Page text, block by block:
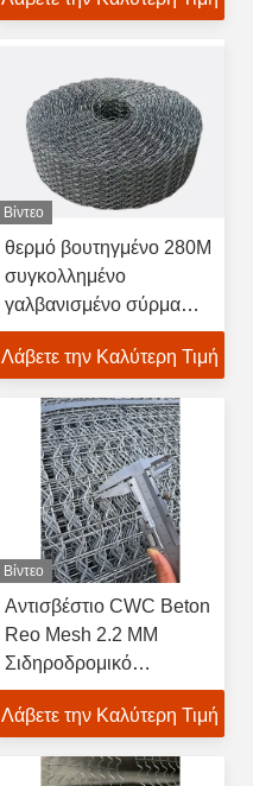
Βίντεο
θερμό βουτηγμένο 280M
συγκολλημένο
γαλβανισμένο σύρμα
αγωγού ενισχυμένο
πλέγμα για πετρέλαιο και
Λάβετε την Καλύτερη Τιμή
Βίντεο
Αντισβέστιο CWC Beton
Reo Mesh 2.2 MM
Σιδηροδρομικό
ενισχυμένο δίχτυ
Λάβετε την Καλύτερη Τιμή